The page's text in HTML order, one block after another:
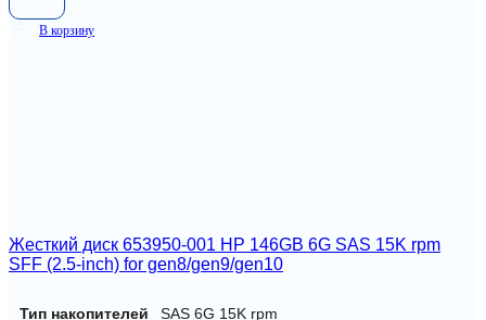
В корзину
Жесткий диск 653950-001 HP 146GB 6G SAS 15K rpm
SFF (2.5-inch) for gen8/gen9/gen10
Тип накопителей SAS 6G 15K rpm